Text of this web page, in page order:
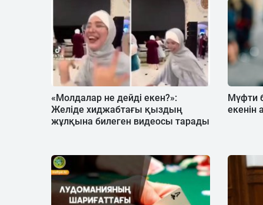
«Молдалар не дейді екен?»:
Желіде хиджабтағы қыздың
жұлқына билеген видеосы тарады
Мүфти
екенін